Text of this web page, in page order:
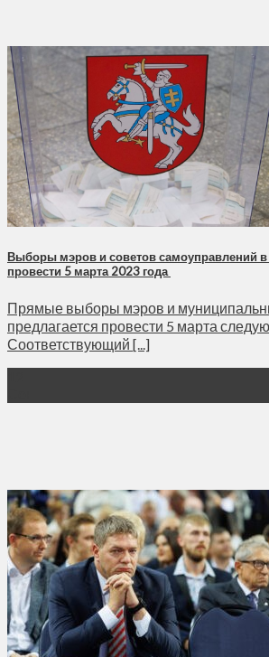
Выборы мэров и советов самоуправлений в
провести 5 марта 2023 года
Прямые выборы мэров и
предлагается провести 5 марта
Соответствующий [...]